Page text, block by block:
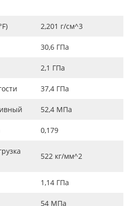
2,201 г/см^3
30,6 ГПа
2,1 ГПа
37,4 ГПа
52,4 МПа
0,179
522 кг/мм^2
1,14 ГПа
54 МПа